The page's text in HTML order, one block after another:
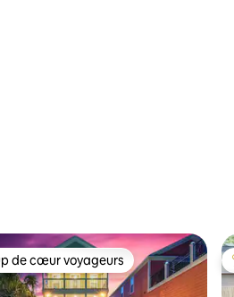
de cœur voyageurs les plus appréciés
de cœur voyageurs